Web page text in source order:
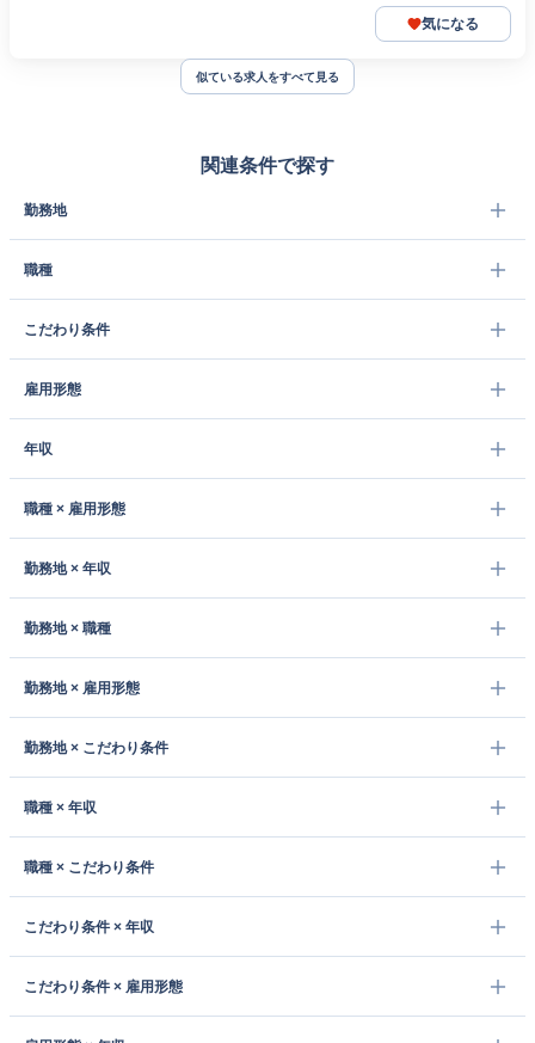
気になる
似ている求人をすべて見る
関連条件で探す
勤務地
職種
こだわり条件
雇用形態
年収
職種 × 雇用形態
勤務地 × 年収
勤務地 × 職種
勤務地 × 雇用形態
勤務地 × こだわり条件
職種 × 年収
職種 × こだわり条件
こだわり条件 × 年収
こだわり条件 × 雇用形態